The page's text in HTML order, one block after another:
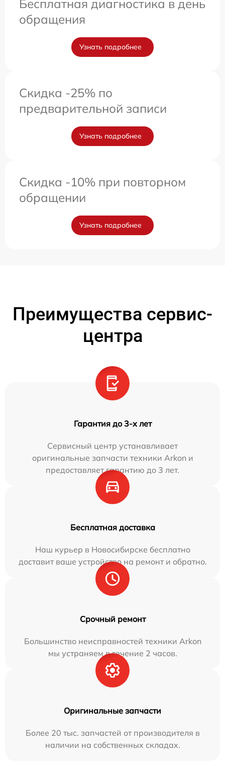
Бесплатная диагностика в день
обращения
Узнать подробнее
Скидка -25% по
предварительной записи
Узнать подробнее
Скидка -10% при повторном
обращении
Узнать подробнее
Преимущества сервис-
центра
Гарантия до 3-х лет
Сервисный центр устанавливает
оригинальные запчасти техники Arkon и
предоставляет гарантию до 3 лет.
Бесплатная доставка
Наш курьер в Новосибирске бесплатно
доставит ваше устройство на ремонт и обратно.
Срочный ремонт
Большинство неисправностей техники Arkon
мы устраняем в течение 2 часов.
Оригинальные запчасти
Более 20 тыс. запчастей от производителя в
наличии на собственных складах.